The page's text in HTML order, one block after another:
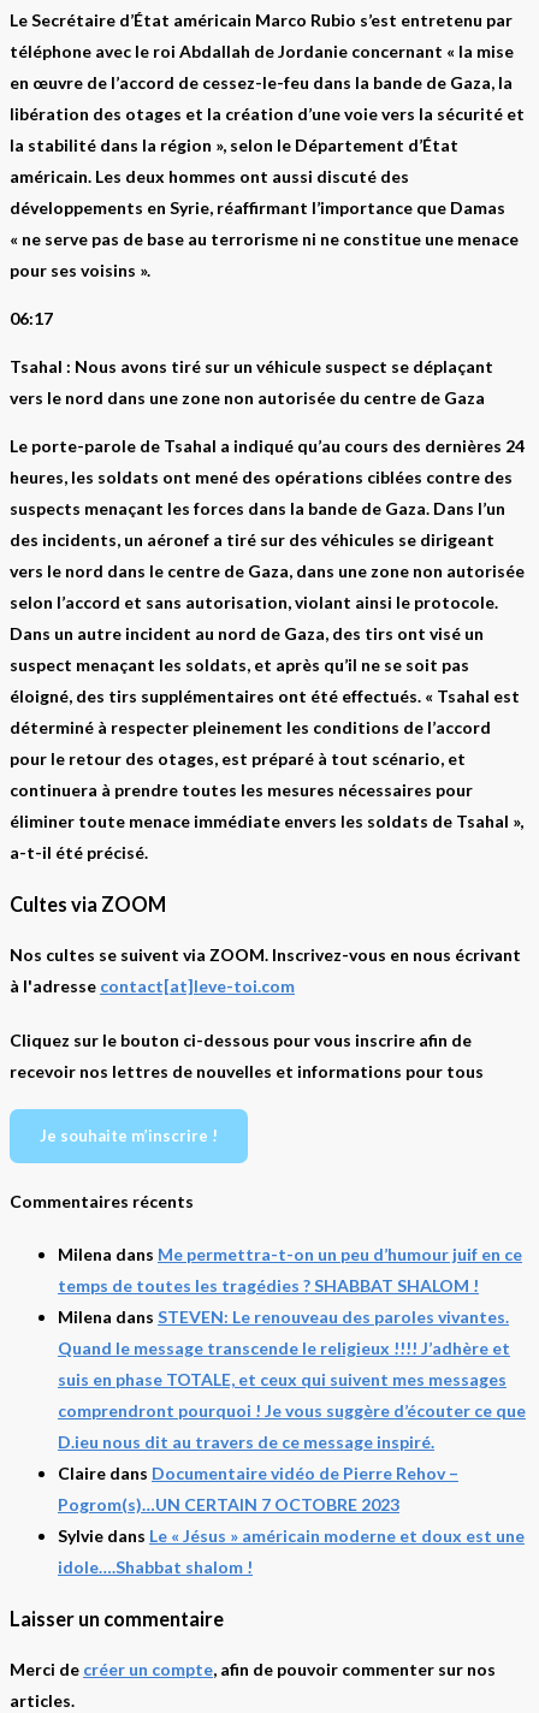
Le Secrétaire d’État américain Marco Rubio s’est entretenu par
téléphone avec le roi Abdallah de Jordanie concernant « la mise
en œuvre de l’accord de cessez-le-feu dans la bande de Gaza, la
libération des otages et la création d’une voie vers la sécurité et
la stabilité dans la région », selon le Département d’État
américain. Les deux hommes ont aussi discuté des
développements en Syrie, réaffirmant l’importance que Damas
« ne serve pas de base au terrorisme ni ne constitue une menace
pour ses voisins ».
06:17
Tsahal : Nous avons tiré sur un véhicule suspect se déplaçant
vers le nord dans une zone non autorisée du centre de Gaza
Le porte-parole de Tsahal a indiqué qu’au cours des dernières 24
heures, les soldats ont mené des opérations ciblées contre des
suspects menaçant les forces dans la bande de Gaza. Dans l’un
des incidents, un aéronef a tiré sur des véhicules se dirigeant
vers le nord dans le centre de Gaza, dans une zone non autorisée
selon l’accord et sans autorisation, violant ainsi le protocole.
Dans un autre incident au nord de Gaza, des tirs ont visé un
suspect menaçant les soldats, et après qu’il ne se soit pas
éloigné, des tirs supplémentaires ont été effectués. « Tsahal est
déterminé à respecter pleinement les conditions de l’accord
pour le retour des otages, est préparé à tout scénario, et
continuera à prendre toutes les mesures nécessaires pour
éliminer toute menace immédiate envers les soldats de Tsahal »,
a-t-il été précisé.
Cultes via ZOOM
Nos cultes se suivent via ZOOM. Inscrivez-vous en nous écrivant
à l'adresse contact[at]leve-toi.com
Cliquez sur le bouton ci-dessous pour vous inscrire afin de
recevoir nos lettres de nouvelles et informations pour tous
Je souhaite m’inscrire !
Commentaires récents
Milena dans Me permettra-t-on un peu d’humour juif en ce
temps de toutes les tragédies ? SHABBAT SHALOM !
Milena dans STEVEN: Le renouveau des paroles vivantes.
Quand le message transcende le religieux !!!! J’adhère et
suis en phase TOTALE, et ceux qui suivent mes messages
comprendront pourquoi ! Je vous suggère d’écouter ce que
D.ieu nous dit au travers de ce message inspiré.
Claire dans Documentaire vidéo de Pierre Rehov –
Pogrom(s)…UN CERTAIN 7 OCTOBRE 2023
Sylvie dans Le « Jésus » américain moderne et doux est une
idole….Shabbat shalom !
Laisser un commentaire
Merci de créer un compte, afin de pouvoir commenter sur nos
articles.